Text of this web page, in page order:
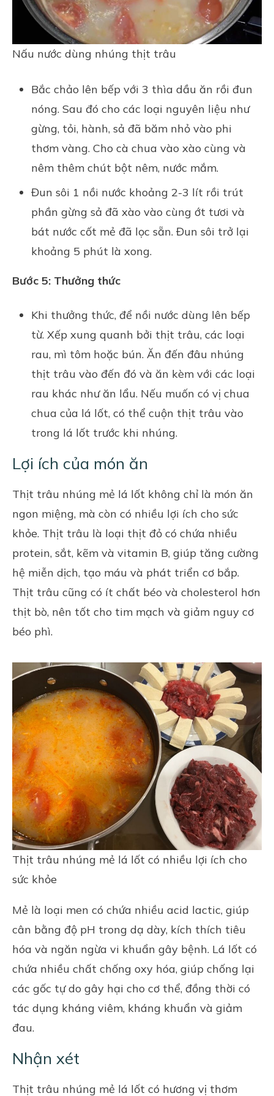
Nấu nước dùng nhúng thịt trâu
Bắc chảo lên bếp với 3 thìa dầu ăn rồi đun
nóng. Sau đó cho các loại nguyên liệu như
gừng, tỏi, hành, sả đã băm nhỏ vào phi
thơm vàng. Cho cà chua vào xào cùng và
nêm thêm chút bột nêm, nước mắm.
Đun sôi 1 nồi nước khoảng 2-3 lít rồi trút
phần gừng sả đã xào vào cùng ớt tươi và
bát nước cốt mẻ đã lọc sẵn. Đun sôi trở lại
khoảng 5 phút là xong.
Bước 5: Thưởng thức
Khi thưởng thức, để nồi nước dùng lên bếp
từ. Xếp xung quanh bởi thịt trâu, các loại
rau, mì tôm hoặc bún. Ăn đến đâu nhúng
thịt trâu vào đến đó và ăn kèm với các loại
rau khác như ăn lẩu. Nếu muốn có vị chua
chua của lá lốt, có thể cuộn thịt trâu vào
trong lá lốt trước khi nhúng.
Lợi ích của món ăn
Thịt trâu nhúng mẻ lá lốt không chỉ là món ăn
ngon miệng, mà còn có nhiều lợi ích cho sức
khỏe. Thịt trâu là loại thịt đỏ có chứa nhiều
protein, sắt, kẽm và vitamin B, giúp tăng cường
hệ miễn dịch, tạo máu và phát triển cơ bắp.
Thịt trâu cũng có ít chất béo và cholesterol hơn
thịt bò, nên tốt cho tim mạch và giảm nguy cơ
béo phì.
Thịt trâu nhúng mẻ lá lốt có nhiều lợi ích cho
sức khỏe
Mẻ là loại men có chứa nhiều acid lactic, giúp
cân bằng độ pH trong dạ dày, kích thích tiêu
hóa và ngăn ngừa vi khuẩn gây bệnh. Lá lốt có
chứa nhiều chất chống oxy hóa, giúp chống lại
các gốc tự do gây hại cho cơ thể, đồng thời có
tác dụng kháng viêm, kháng khuẩn và giảm
đau.
Nhận xét
Thịt trâu nhúng mẻ lá lốt có hương vị thơm